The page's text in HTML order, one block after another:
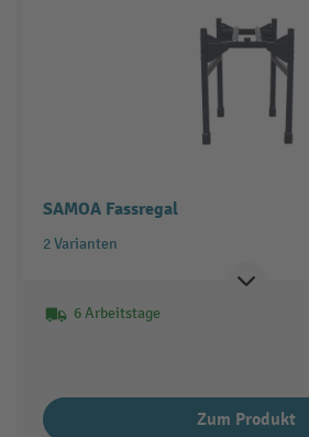
SAMOA Fassregal
2 Varianten
6 Arbeitstage
Zum Produkt